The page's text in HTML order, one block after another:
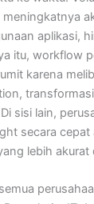
aplikasi,
itu, workflow
karena
sisi lain,
secara
lebih akurat